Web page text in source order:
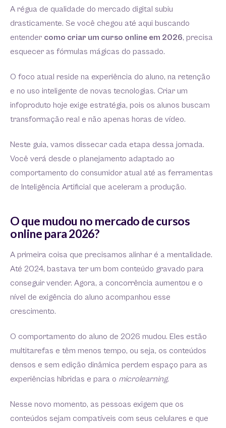
A régua de qualidade do mercado digital subiu
drasticamente. Se você chegou até aqui buscando
entender como criar um curso online em 2026, precisa
esquecer as fórmulas mágicas do passado.
O foco atual reside na experiência do aluno, na retenção
e no uso inteligente de novas tecnologias. Criar um
infoproduto hoje exige estratégia, pois os alunos buscam
transformação real e não apenas horas de vídeo.
Neste guia, vamos dissecar cada etapa dessa jornada.
Você verá desde o planejamento adaptado ao
comportamento do consumidor atual até as ferramentas
de Inteligência Artificial que aceleram a produção.
O que mudou no mercado de cursos
online para 2026?
A primeira coisa que precisamos alinhar é a mentalidade.
Até 2024, bastava ter um bom conteúdo gravado para
conseguir vender. Agora, a concorrência aumentou e o
nível de exigência do aluno acompanhou esse
crescimento.
O comportamento do aluno de 2026 mudou. Eles estão
multitarefas e têm menos tempo, ou seja, os conteúdos
densos e sem edição dinâmica perdem espaço para as
experiências híbridas e para o microlearning.
Nesse novo momento, as pessoas exigem que os
conteúdos sejam compatíveis com seus celulares e que